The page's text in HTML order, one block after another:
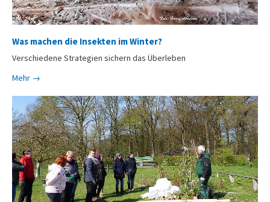
Was machen die Insekten im Winter?
Verschiedene Strategien sichern das Überleben
Mehr →